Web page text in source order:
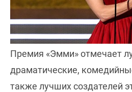
Премия «Эмми» отмечает
драматические,
также лучших создателей